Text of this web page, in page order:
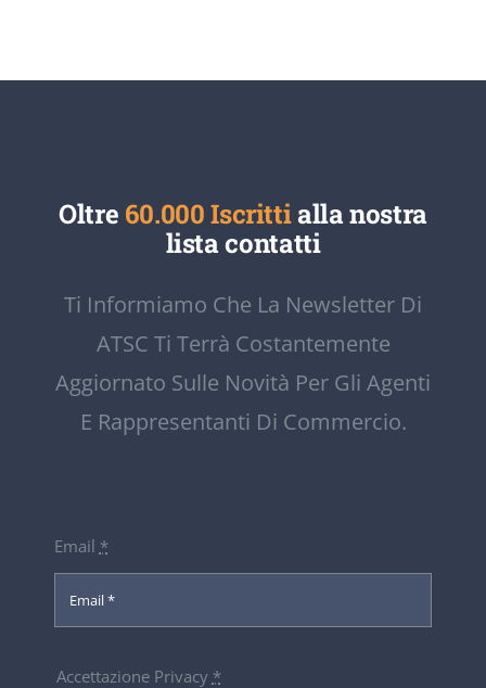
Oltre 60.000 Iscrittialla nostra
lista contatti
Ti Informiamo Che La Newsletter Di
ATSC Ti Terrà Costantemente
Aggiornato Sulle Novità Per Gli Agenti
E Rappresentanti Di Commercio.
Email *
Accettazione Privacy *